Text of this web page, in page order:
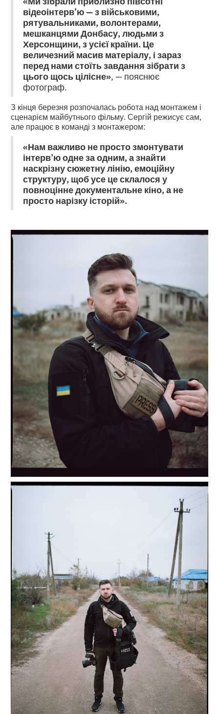
відеоінтерв’ю — з військовими,
рятувальниками, волонтерами,
мешканцями Донбасу, людьми з
Херсонщини, з усієї країни. Це
величезний масив матеріалу, і зараз
перед нами стоїть завдання зібрати з
цього щось цілісне», — пояснює
фотограф.
З кінця березня розпочалась робота над монтажем і
сценарієм майбутнього фільму. Сергій режисує сам,
але працює в команді з монтажером:
«Нам важливо не просто змонтувати
інтерв’ю одне за одним, а знайти
наскрізну сюжетну лінію, емоційну
структуру, щоб усе це склалося у
повноцінне документальне кіно, а не
просто нарізку історій».